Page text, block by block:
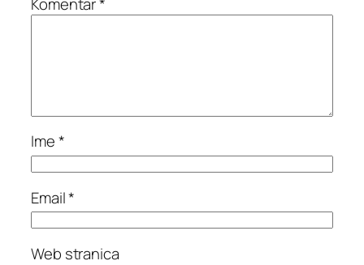
Ime*
Email*
Web stranica